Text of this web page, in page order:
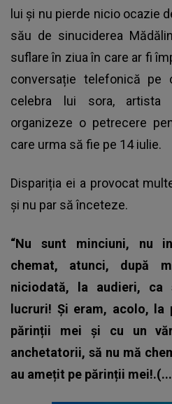
lui și nu pierde nicio ocazie
său de sinuciderea
suflare în ziua în care ar fi
conversație telefonică pe
celebra lui sora, artista
organizeze o petrecere
care urma să fie pe 14 iulie.
Dispariția ei a provocat
și nu par să înceteze.
“Nu sunt minciuni, nu
chemat, atunci, după
niciodată, la audieri, ca
lucruri! Și eram, acolo, la
părinții mei și cu un
anchetatorii, să nu mă
au amețit pe părinții